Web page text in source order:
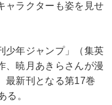
ャラクターも姿を見せ
少年ジャンプ」（集英
、暁月あきらさんが漫
最新刊となる第17巻
る。